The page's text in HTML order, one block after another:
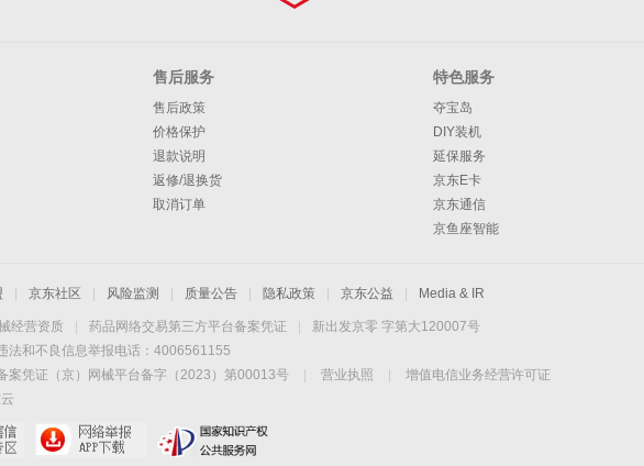
售后服务
售后政策
价格保护
退款说明
返修/退换货
取消订单
特色服务
夺宝岛
DIY装机
延保服务
京东E卡
京东通信
京鱼座智能
京东社区 风险监测 质量公告 隐私政策 京东公益 Media & IR
经营资质 药品网络交易第三方平台备案凭证
新出发京零 字第大120007号
法和不良信息举报电话：4006561155
案凭证（京）网械平台备字（2023）第00013号 营业执照
增值电信业务经营许可证